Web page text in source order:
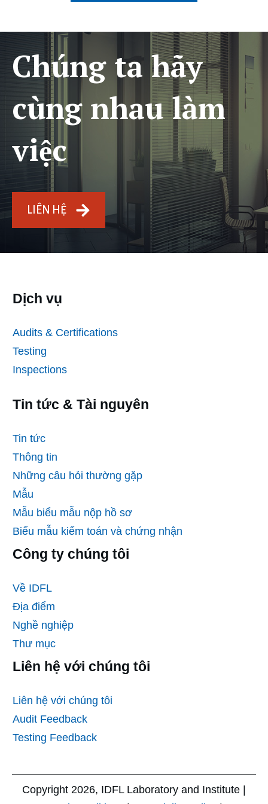
Chúng ta hãy
cùng nhau làm
việc
LIÊN HỆ
Dịch vụ
Audits & Certifications
Testing
Inspections
Tin tức & Tài nguyên
Tin tức
Thông tin
Những câu hỏi thường gặp
Mẫu
Mẫu biểu mẫu nộp hồ sơ
Biểu mẫu kiểm toán và chứng nhận
Công ty chúng tôi
Về IDFL
Địa điểm
Nghề nghiệp
Thư mục
Liên hệ với chúng tôi
Liên hệ với chúng tôi
Audit Feedback
Testing Feedback
Copyright 2026, IDFL Laboratory and Institute |